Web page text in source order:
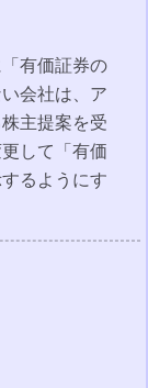
有価証券の
会社は、ア
主提案を受
して「有価
るようにす